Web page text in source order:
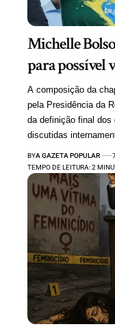
Michelle
para possível
A composição da
pela Presidência da
da definição final
discutidas
BYA GAZETA POPULAR
TEMPO DE LEITURA: 2